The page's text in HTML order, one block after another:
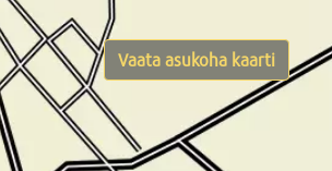
Vaata asukoha kaarti